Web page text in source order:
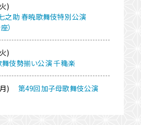
)
之助 春暁歌舞伎特別公演
）
)
伎勢揃い公演 千穐楽
) 第49回加子母歌舞伎公演